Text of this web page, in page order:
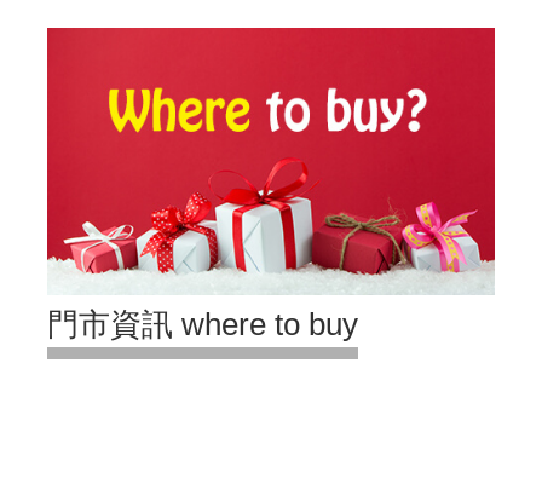
門市資訊 where to buy